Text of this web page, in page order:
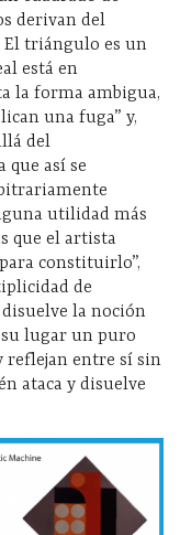
derivan del
El triángulo es un
está en
la forma ambigua,
una fuga” y,
del
que así se
utilidad más
que el artista
constituirlo”,
de
disuelve la noción
su lugar un puro
reflejan entre sí sin
ataca y disuelve